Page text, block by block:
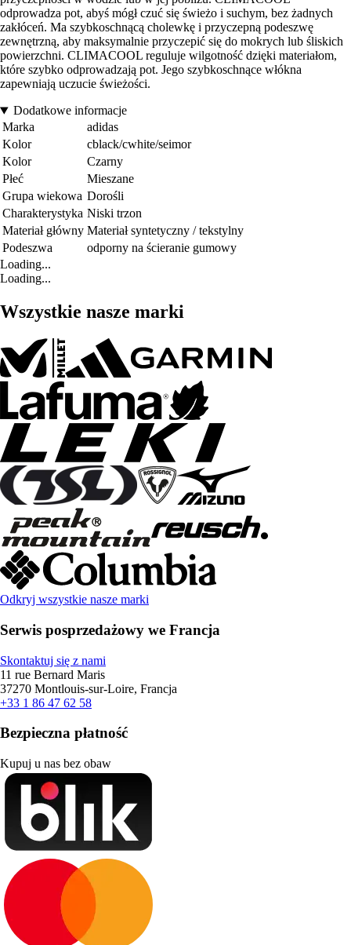
odprowadza pot, abyś mógł czuć się świeżo i suchym, bez żadnych
zakłóceń. Ma szybkoschnącą cholewkę i przyczepną podeszwę
zewnętrzną, aby maksymalnie przyczepić się do mokrych lub śliskich
powierzchni. CLIMACOOL reguluje wilgotność dzięki materiałom,
które szybko odprowadzają pot. Jego szybkoschnące włókna
zapewniają uczucie świeżości.
Dodatkowe informacje
Marka
adidas
Kolor
cblack/cwhite/seimor
Kolor
Czarny
Płeć
Mieszane
Grupa wiekowa Dorośli
Charakterystyka Niski trzon
Materiał główny Materiał syntetyczny / tekstylny
Podeszwa
odporny na ścieranie gumowy
Loading...
Loading...
Wszystkie nasze marki
Odkryj wszystkie nasze marki
Serwis posprzedażowy we Francja
Skontaktuj się z nami
11 rue Bernard Maris
37270 Montlouis-sur-Loire, Francja
+33 1 86 47 62 58
Bezpieczna płatność
Kupuj u nas bez obaw